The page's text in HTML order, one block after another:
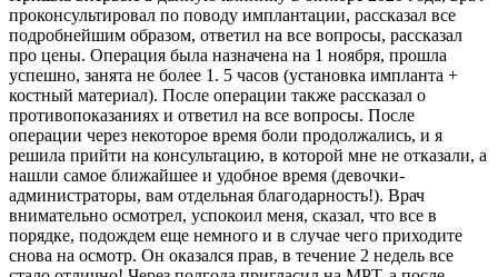
проконсультировал по поводу имплантации, рассказал все
подробнейшим образом, ответил на все вопросы, рассказал
про цены. Операция была назначена на 1 ноября, прошла
успешно, занята не более 1. 5 часов (установка импланта +
костный материал). После операции также рассказал о
противопоказаниях и ответил на все вопросы. После
операции через некоторое время боли продолжались, и я
решила прийти на консультацию, в которой мне не отказали, а
нашли самое ближайшее и удобное время (девочки-
администраторы, вам отдельная благодарность!). Врач
внимательно осмотрел, успокоил меня, сказал, что все в
порядке, подождем еще немного и в случае чего приходите
снова на осмотр. Он оказался прав, в течение 2 недель все